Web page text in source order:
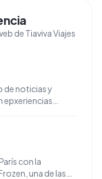
de Tiaviva Viajes
de noticias y
epxeriencias
con la
una de las